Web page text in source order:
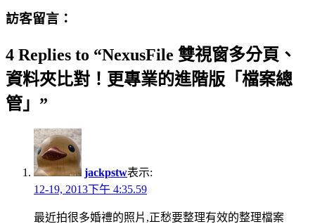
訪客留言：
4 Replies to “NexusFile 雙視窗多分頁、
資料夾比對！更專業的進階版「檔案總
管」”
jackpstw表示:
12-19, 2013下午 4:35.59
最近拍很多婚禮的照片,正愁要整理有效的整理檔案